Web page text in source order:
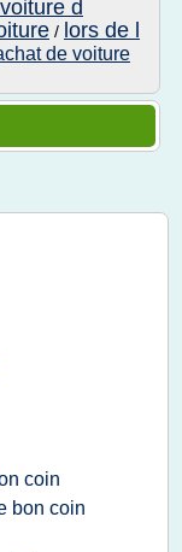
d
/ lors de l
de voiture
coin
bon coin